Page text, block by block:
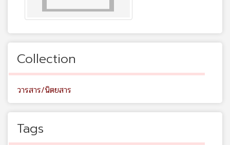
Collection
วารสาร/นิตยสาร
Tags